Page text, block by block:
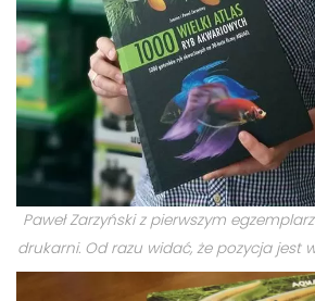
Paweł Zarzyński z pierwszym
drukarni. Od razu widać, że pozycja jest